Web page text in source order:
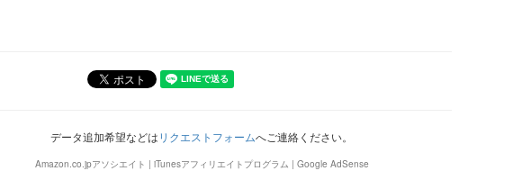
データ追加希望などはリクエストフォームへご連絡ください。
Amazon.co.jpアソシエイト | iTunesアフィリエイトプログラム | Google AdSense